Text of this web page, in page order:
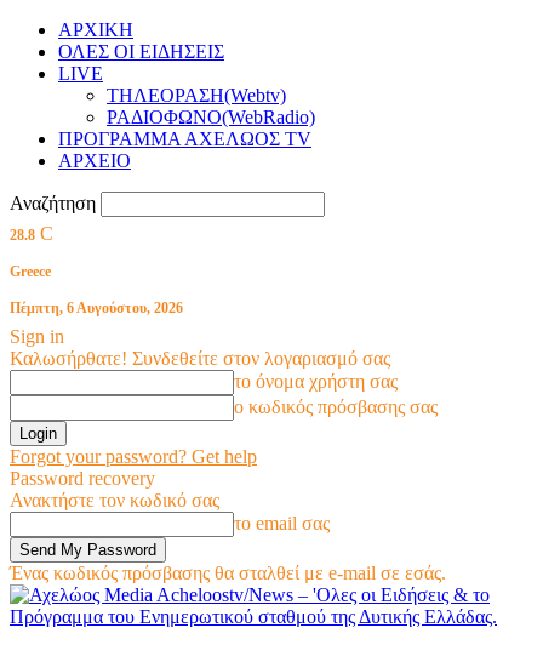
ΑΡΧΙΚΗ
ΟΛΕΣ ΟΙ ΕΙΔΗΣΕΙΣ
LIVE
ΤΗΛΕΟΡΑΣΗ(Webtv)
ΡΑΔΙΟΦΩΝΟ(WebRadio)
ΠΡΟΓΡΑΜΜΑ ΑΧΕΛΩΟΣ TV
ΑΡΧΕΙΟ
Αναζήτηση
28.8 C
Greece
Πέμπτη, 6 Αυγούστου, 2026
Sign in
Καλωσήρθατε! Συνδεθείτε στον λογαριασμό σας
το όνομα χρήστη σας
ο κωδικός πρόσβασης σας
Forgot your password? Get help
Password recovery
Ανακτήστε τον κωδικό σας
το email σας
Ένας κωδικός πρόσβασης θα σταλθεί με e-mail σε εσάς.
Acheloostv/News – 'Ολες οι Ειδήσεις & το
Πρόγραμμα του Ενημερωτικού σταθμού της Δυτικής Ελλάδας.